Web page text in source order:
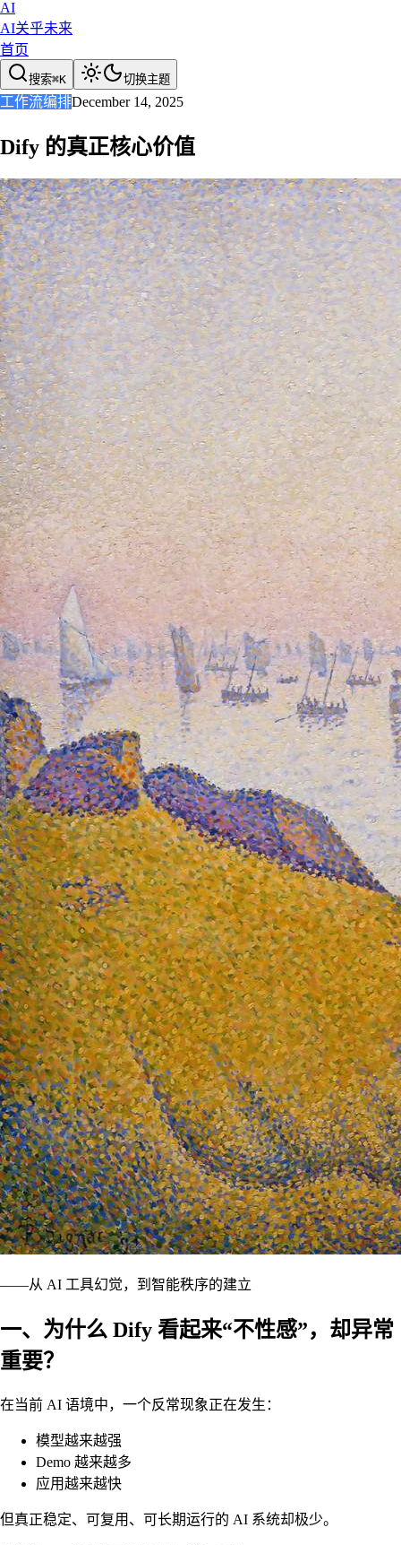
AI
AI关乎未来
首页
搜索⌘K 切换主题
工作流编排December 14, 2025
Dify 的真正核心价值
——从 AI 工具幻觉，到智能秩序的建立
一、为什么 Dify 看起来“不性感”，却异常
重要？
在当前 AI 语境中，一个反常现象正在发生：
模型越来越强
Demo 越来越多
应用越来越快
但真正稳定、可复用、可长期运行的 AI 系统却极少。